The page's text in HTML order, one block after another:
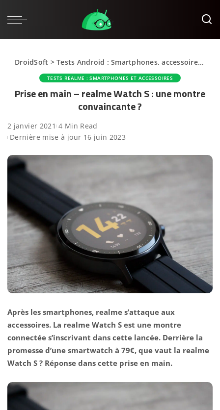
DroidSoft >Tests Android : Smartphones, accessoires et applications
TESTS REALME : SMARTPHONES ET ACCESSOIRES
Prise en main – realme Watch S : une montre
convaincante ?
2 janvier 2021 4 Min Read
Dernière mise à jour 16 juin 2023
Après les smartphones, realme s’attaque aux
accessoires. La realme Watch S est une montre
connectée s’inscrivant dans cette lancée. Derrière la
promesse d’une smartwatch à 79€, que vaut la realme
Watch S ? Réponse dans cette prise en main.